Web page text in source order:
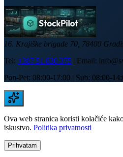
16. Krajiške brigade 70, 78400
Tel: +387 51 830 375 | Email:
Pon-Pet: 08:00-17:00 | Sub: 08:00-
Ova web stranica koristi kolačiće
iskustvo. Politika privatnosti
Prihvatam